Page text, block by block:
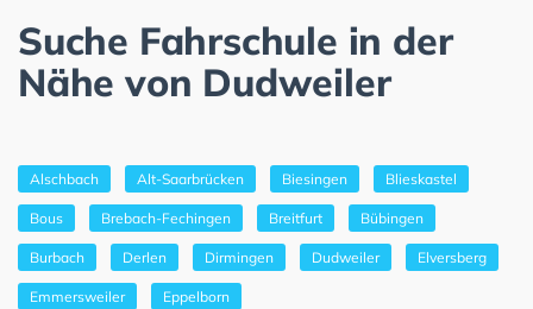
Suche Fahrschule in der
Nähe von Dudweiler
Alschbach Alt-Saarbrücken Biesingen Blieskastel
Bous Brebach-Fechingen Breitfurt Bübingen
Burbach Derlen Dirmingen Dudweiler Elversberg
Emmersweiler Eppelborn